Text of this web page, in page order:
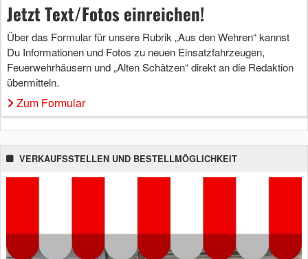
Jetzt Text/Fotos einreichen!
Über das Formular für unsere Rubrik „Aus den Wehren“ kannst
Du Informationen und Fotos zu neuen Einsatzfahrzeugen,
Feuerwehrhäusern und „Alten Schätzen“ direkt an die Redaktion
übermitteln.
Zum Formular
VERKAUFSSTELLEN UND BESTELLMÖGLICHKEIT